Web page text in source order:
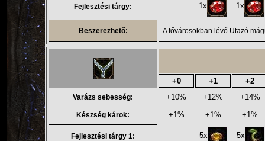
Fejlesztési tárgy: 1x 1x
Beszerezhető: A fővárosokban lévő Utazó
+0 +1 +2
Varázs sebesség: +10% +12% +14%
Készség károk: +1% +1% +1%
Fejlesztési tárgy 1: 5x 5x